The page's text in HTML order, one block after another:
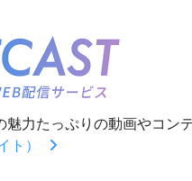
力たっぷりの動画やコン
）